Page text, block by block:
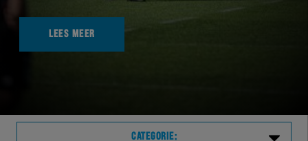
LEES MEER
CATEGORIE: